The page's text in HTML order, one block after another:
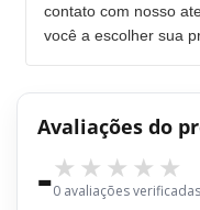
contato com nosso
você a escolher sua
Avaliações do
-0 avaliações verificadas